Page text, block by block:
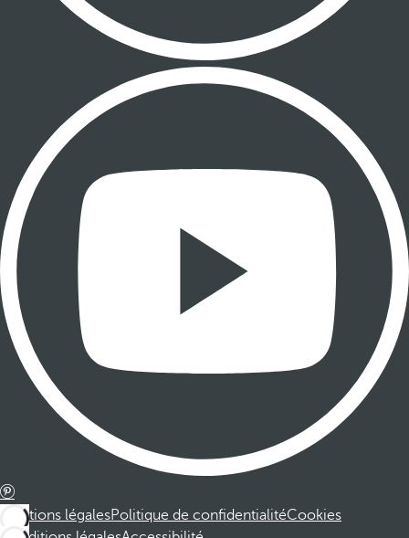
Mentions légalesPolitique de confidentialitéCookies